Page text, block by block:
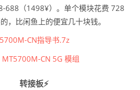
688（1498¥）。单个模块花费 728
，比闲鱼上的便宜几十块钱。
CN指导书.7z
转接板⚡